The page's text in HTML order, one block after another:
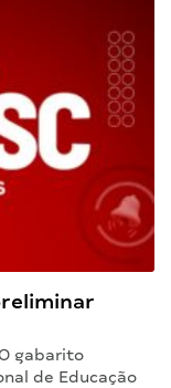
gabarito
de Educação